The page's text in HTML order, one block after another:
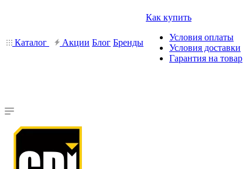
Каталог Акции Блог Бренды
Как купить
Условия оплаты
Условия доставки
Гарантия на товар